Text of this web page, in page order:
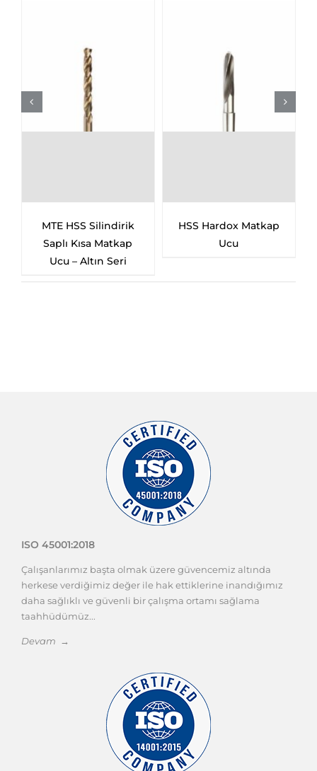
Silindirik
Matkap
HSS Hardox Matkap
MTE HSS
ISO 45001:2018
Çalışanlarımız başta olmak üzere güvencemiz altında
herkese verdiğimiz değer ile hak ettiklerine inandığımız
daha sağlıklı ve güvenli bir çalışma ortamı sağlama
taahhüdümüz...
Devam →